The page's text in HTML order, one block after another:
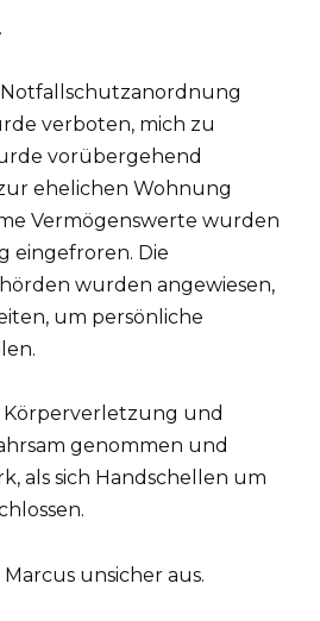
verboten, mich zu
vorübergehend
ehelichen Wohnung
Vermögenswerte wurden
eingefroren. Die
wurden angewiesen,
um persönliche
Körperverletzung und
genommen und
als sich Handschellen um
unsicher aus.